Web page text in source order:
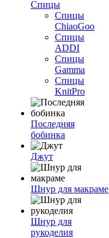
Спицы
Спицы
ChiaoGoo
Спицы
ADDI
Спицы
Gamma
Спицы
KnitPro
Последняя
бобинка
Джут
Шнур для макраме
Шнур для
рукоделия